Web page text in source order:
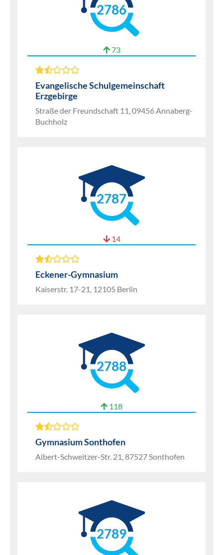
2786
73
Evangelische Schulgemeinschaft
Erzgebirge
Straße der Freundschaft 11, 09456 Annaberg-
Buchholz
2787
14
Eckener-Gymnasium
Kaiserstr. 17-21, 12105 Berlin
2788
118
Gymnasium Sonthofen
Albert-Schweitzer-Str. 21, 87527 Sonthofen
2789